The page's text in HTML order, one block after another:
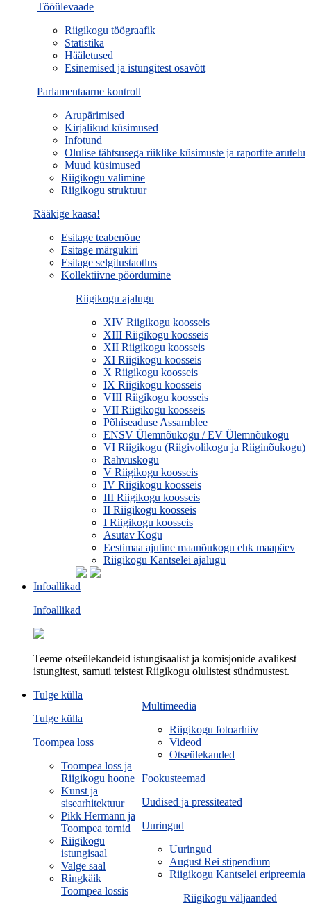
Tööülevaade
Riigikogu töögraafik
Statistika
Hääletused
Esinemised ja istungitest osavõtt
Parlamentaarne kontroll
Arupärimised
Kirjalikud küsimused
Infotund
Olulise tähtsusega riiklike küsimuste ja raportite arutelu
Muud küsimused
Riigikogu valimine
Riigikogu struktuur
Rääkige kaasa!
Esitage teabenõue
Esitage märgukiri
Esitage selgitustaotlus
Kollektiivne pöördumine
Riigikogu ajalugu
XIV Riigikogu koosseis
XIII Riigikogu koosseis
XII Riigikogu koosseis
XI Riigikogu koosseis
X Riigikogu koosseis
IX Riigikogu koosseis
VIII Riigikogu koosseis
VII Riigikogu koosseis
Põhiseaduse Assamblee
ENSV Ülemnõukogu / EV Ülemnõukogu
VI Riigikogu (Riigivolikogu ja Riiginõukogu)
Rahvuskogu
V Riigikogu koosseis
IV Riigikogu koosseis
III Riigikogu koosseis
II Riigikogu koosseis
I Riigikogu koosseis
Asutav Kogu
Eestimaa ajutine maanõukogu ehk maapäev
Riigikogu Kantselei ajalugu
Infoallikad
Infoallikad
Teeme otseülekandeid istungisaalist ja komisjonide avalikest
istungitest, samuti teistest Riigikogu olulistest sündmustest.
Multimeedia
Riigikogu fotoarhiiv
Videod
Otseülekanded
Fookusteemad
Uudised ja pressiteated
Uuringud
Uuringud
August Rei stipendium
Riigikogu Kantselei eripreemia
Riigikogu väljaanded
Tulge külla
Tulge külla
Toompea loss
Toompea loss ja
Riigikogu hoone
Kunst ja
sisearhitektuur
Pikk Hermann ja
Toompea tornid
Riigikogu
istungisaal
Valge saal
Ringkäik
Toompea lossis